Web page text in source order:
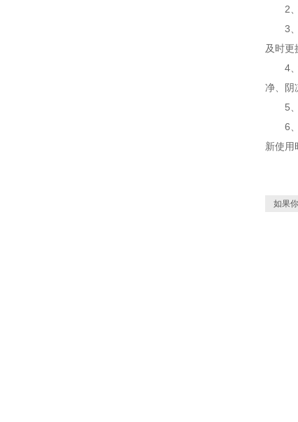
2、
3、
及时更
4、
净、阴
5、
6、
新使用
如果